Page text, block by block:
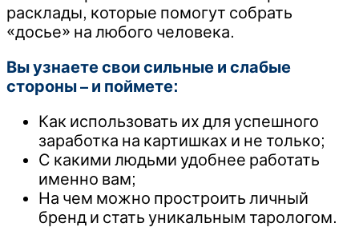
расклады, которые помогут собрать
«досье» на любого человека.
Вы узнаете свои сильные и слабые
стороны – и поймете:
Как использовать их для успешного
заработка на картишках и не только;
С какими людьми удобнее работать
именно вам;
На чем можно простроить личный
бренд и стать уникальным тарологом.